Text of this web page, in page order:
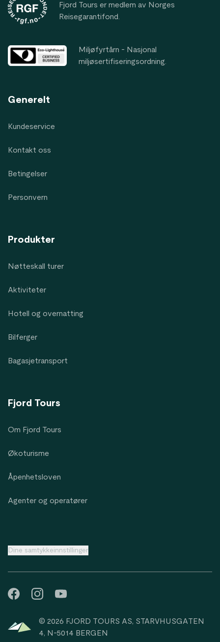
Fjord Tours er medlem av Norges
Reisegarantifond.
Miljøfyrtårn - Nasjonal
miljøsertifiseringsordning.
Generelt
Kundeservice
Kontakt oss
Betingelser
Personvern
Produkter
Nøtteskall turer
Aktiviteter
Hotell og overnatting
Bilferger
Bagasjetransport
Fjord Tours
Om Fjord Tours
Økoturisme
Åpenhetsloven
Agenter og operatører
Dine samtykkeinnstillinger
© 2026 FJORD TOURS AS, STARVHUSGATEN
4, N-5014 BERGEN